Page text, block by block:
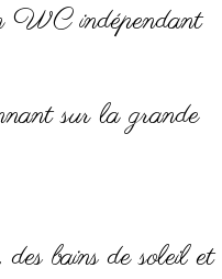
WC indépendant
sur la grande
bains de soleil et